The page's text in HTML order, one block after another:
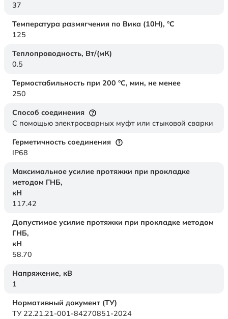
37
Температура размягчения по Вика (10Н), °C
125
Теплопроводность, Вт/(мК)
0.5
Термостабильность при 200 °С, мин, не менее
250
Способ соединения
С помощью электросварных муфт или стыковой сварки
Герметичность соединения
IP68
Максимальное усилие протяжки при прокладке
методом ГНБ,
кН
117.42
Допустимое усилие протяжки при прокладке методом
ГНБ,
кН
58.70
Напряжение, кВ
1
Нормативный документ (ТУ)
ТУ 22.21.21-001-84270851-2024